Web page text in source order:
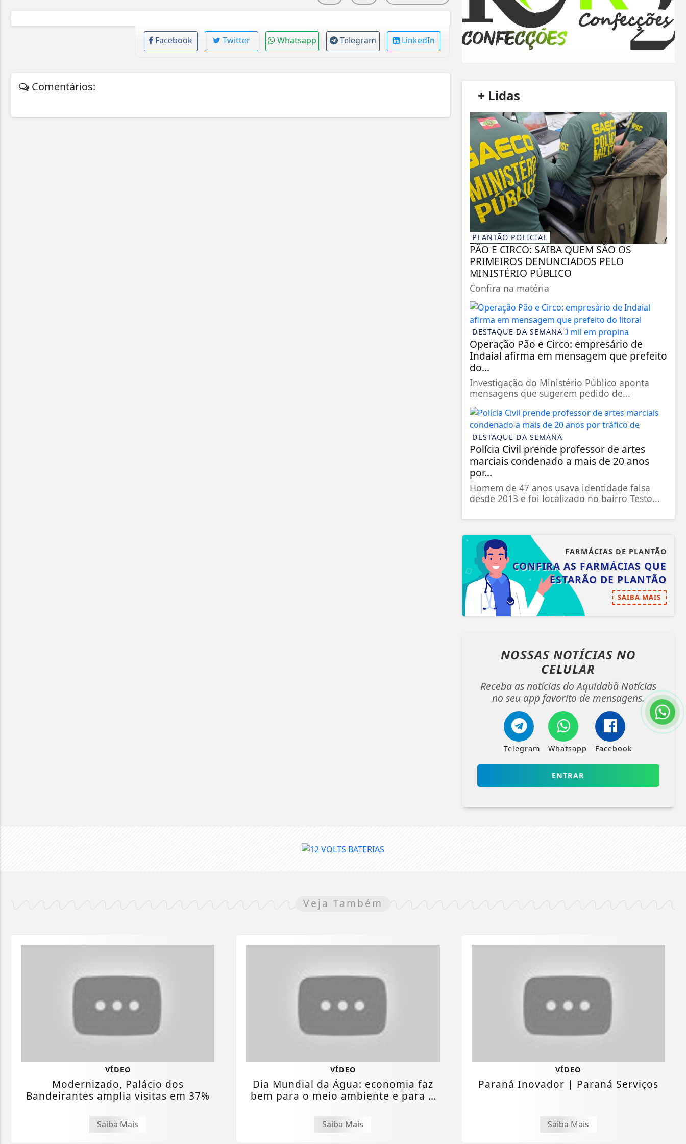
Facebook Twitter Whatsapp Telegram LinkedIn
Comentários:
+ Lidas
PLANTÃO POLICIAL
PÃO E CIRCO: SAIBA QUEM SÃO OS
PRIMEIROS DENUNCIADOS PELO
MINISTÉRIO PÚBLICO
Confira na matéria
DESTAQUE DA SEMANA
Operação Pão e Circo: empresário de
Indaial afirma em mensagem que prefeito
do...
Investigação do Ministério Público aponta
mensagens que sugerem pedido de...
DESTAQUE DA SEMANA
Polícia Civil prende professor de artes
marciais condenado a mais de 20 anos
por...
Homem de 47 anos usava identidade falsa
desde 2013 e foi localizado no bairro Testo...
FARMÁCIAS DE PLANTÃO
CONFIRA AS FARMÁCIAS QUE
ESTARÃO DE PLANTÃO
SAIBA MAIS
NOSSAS NOTÍCIAS NO
CELULAR
Receba as notícias do Aquidabã Notícias
no seu app favorito de mensagens.
Telegram Whatsapp Facebook
ENTRAR
Veja Também
VÍDEO
Modernizado, Palácio dos
Bandeirantes amplia visitas em 37%
Saiba Mais
VÍDEO
Dia Mundial da Água: economia faz
bem para o meio ambiente e para o
Saiba Mais
VÍDEO
Paraná Inovador | Paraná Serviços
Saiba Mais